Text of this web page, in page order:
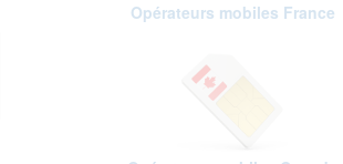
Opérateurs mobiles France